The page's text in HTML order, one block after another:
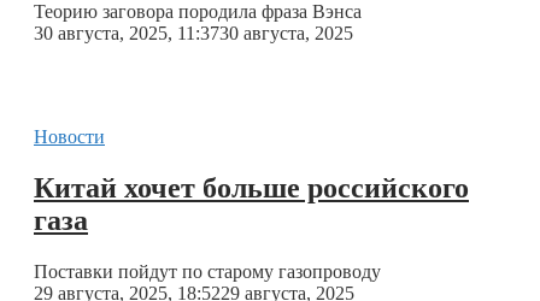
Теорию заговора породила фраза Вэнса
30 августа, 2025, 11:3730 августа, 2025
Новости
Китай хочет больше российского
газа
Поставки пойдут по старому газопроводу
29 августа, 2025, 18:5229 августа, 2025